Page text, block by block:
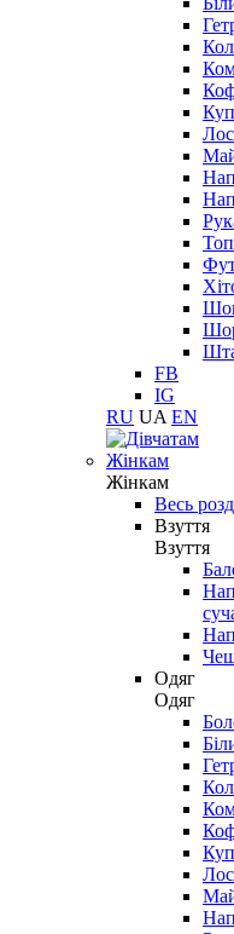
FB
IG
RU UA EN
Жінкам
Жінкам
Весь
Взуття
Взуття
Одяг
Одяг